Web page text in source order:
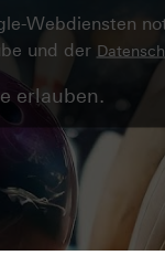
Webdiensten
und der
erlauben.